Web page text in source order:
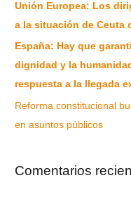
Unión Europea: Los
a la situación de Ceuta
España: Hay que
dignidad y la
respuesta a la llegada
Reforma constitucional
en asuntos públicos
Comentarios